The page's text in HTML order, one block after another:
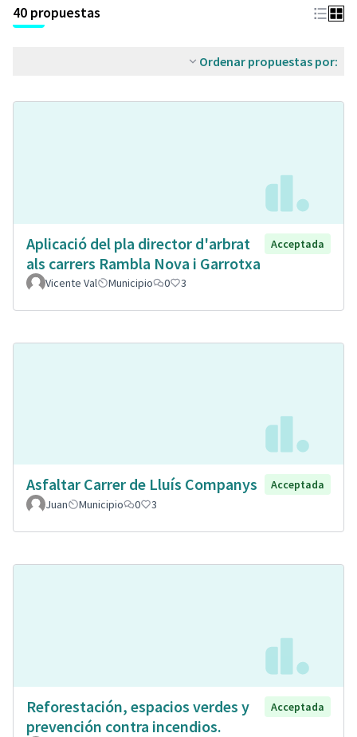
40 propuestas
Ordenar propuestas por:
Aplicació del pla director d'arbrat
als carrers Rambla Nova i Garrotxa
Acceptada
Vicente Val Municipio 0 3
Asfaltar Carrer de Lluís Companys
Acceptada
Juan
Municipio 0 3
Reforestación, espacios verdes y
prevención contra incendios.
Acceptada